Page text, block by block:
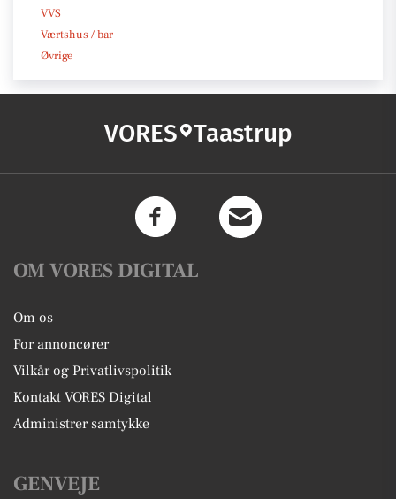
VVS
Værtshus / bar
Øvrige
VORES Taastrup
OM VORES DIGITAL
Om os
For annoncører
Vilkår og Privatlivspolitik
Kontakt VORES Digital
Administrer samtykke
GENVEJE